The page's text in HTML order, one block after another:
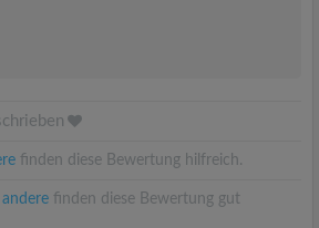
finden diese Bewertung hilfreich.
finden diese Bewertung gut